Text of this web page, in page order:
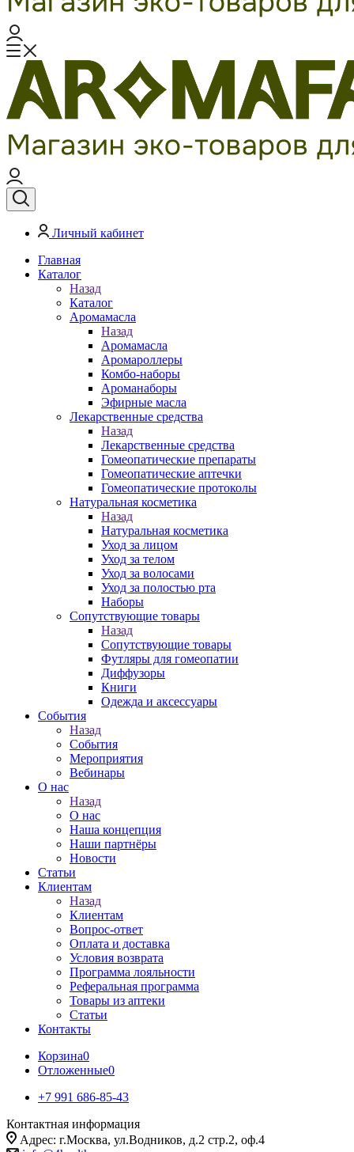
Личный кабинет
Главная
Каталог
Назад
Каталог
Аромамасла
Назад
Аромамасла
Аромароллеры
Комбо-наборы
Ароманаборы
Эфирные масла
Лекарственные средства
Назад
Лекарственные средства
Гомеопатические препараты
Гомеопатические аптечки
Гомеопатические протоколы
Натуральная косметика
Назад
Натуральная косметика
Уход за лицом
Уход за телом
Уход за волосами
Уход за полостью рта
Наборы
Сопутствующие товары
Назад
Сопутствующие товары
Футляры для гомеопатии
Диффузоры
Книги
Одежда и аксессуары
События
Назад
События
Мероприятия
Вебинары
О нас
Назад
О нас
Наша концепция
Наши партнёры
Новости
Статьи
Клиентам
Назад
Клиентам
Вопрос-ответ
Оплата и доставка
Условия возврата
Программа лояльности
Реферальная программа
Товары из аптеки
Статьи
Контакты
Корзина0
Отложенные0
+7 991 686-85-43
Контактная информация
Адрес: г.Москва, ул.Водников, д.2 стр.2, оф.4